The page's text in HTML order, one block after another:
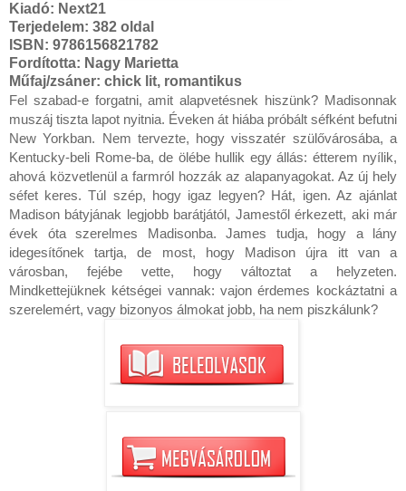
Kiadó: Next21
Terjedelem: 382 oldal
ISBN: 9786156821782
Fordította: Nagy Marietta
Műfaj/zsáner: chick lit, romantikus
Fel szabad-e forgatni, amit alapvetésnek hiszünk? Madisonnak
muszáj tiszta lapot nyitnia. Éveken át hiába próbált séfként befutni
New Yorkban. Nem tervezte, hogy visszatér szülővárosába, a
Kentucky-beli Rome-ba, de ölébe hullik egy állás: étterem nyílik,
ahová közvetlenül a farmról hozzák az alapanyagokat. Az új hely
séfet keres. Túl szép, hogy igaz legyen? Hát, igen. Az ajánlat
Madison bátyjának legjobb barátjától, Jamestől érkezett, aki már
évek óta szerelmes Madisonba. James tudja, hogy a lány
idegesítőnek tartja, de most, hogy Madison újra itt van a
városban, fejébe vette, hogy változtat a helyzeten.
Mindkettejüknek kétségei vannak: vajon érdemes kockáztatni a
szerelemért, vagy bizonyos álmokat jobb, ha nem piszkálunk?